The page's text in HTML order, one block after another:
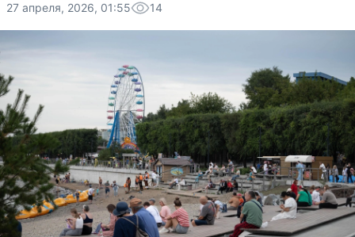
27 апреля, 2026, 01:55 14